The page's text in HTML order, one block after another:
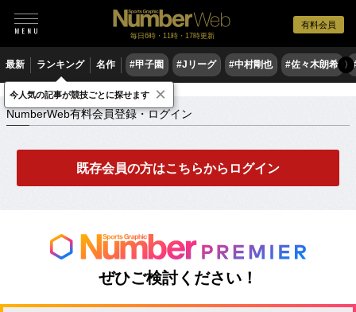
有料会員
毎日6時・11時・17時更新
最新 ランキング 名作 #甲子園 #Jリーグ #中村剛也 #佐々木朗希 〉
NumberWeb有料会員登録・ログイン
NumberWeb有料会員登録・ログイン
既存会員の方はこちらからログイン
ぜひご検討ください！
今人気の記事が競技ごとに探せます ×